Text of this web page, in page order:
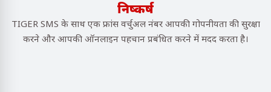
निष्कर्ष
TIGER SMS के साथ एक फ्रांस वर्चुअल नंबर आपकी गोपनीयता की सुरक्षा
करने और आपकी ऑनलाइन पहचान प्रबंधित करने में मदद करता है।